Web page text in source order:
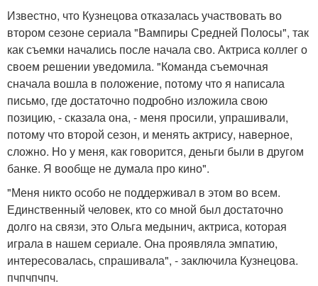
Известно, что Кузнецова отказалась участвовать во
втором сезоне сериала "Вампиры Средней Полосы", так
как съемки начались после начала сво. Актриса коллег о
своем решении уведомила. "Команда съемочная
сначала вошла в положение, потому что я написала
письмо, где достаточно подробно изложила свою
позицию, - сказала она, - меня просили, упрашивали,
потому что второй сезон, и менять актрису, наверное,
сложно. Но у меня, как говорится, деньги были в другом
банке. Я вообще не думала про кино".
"Меня никто особо не поддерживал в этом во всем.
Единственный человек, кто со мной был достаточно
долго на связи, это Ольга медынич, актриса, которая
играла в нашем сериале. Она проявляла эмпатию,
интересовалась, спрашивала", - заключила Кузнецова.
пчпчпчпч.